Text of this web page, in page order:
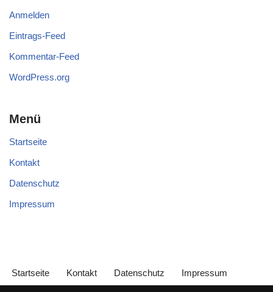
Anmelden
Eintrags-Feed
Kommentar-Feed
WordPress.org
Menü
Startseite
Kontakt
Datenschutz
Impressum
Startseite Kontakt Datenschutz Impressum